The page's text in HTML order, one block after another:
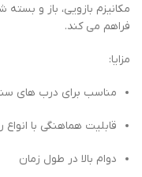
مکانیزم بازویی، باز و
فراهم می کند.
مزایا:
مناسب برای درب های
قابلیت هماهنگی با
دوام بالا در طول زمان